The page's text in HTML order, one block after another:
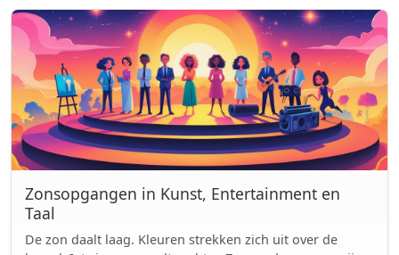
Zonsopgangen in Kunst, Entertainment en
Taal
De zon daalt laag. Kleuren strekken zich uit over de